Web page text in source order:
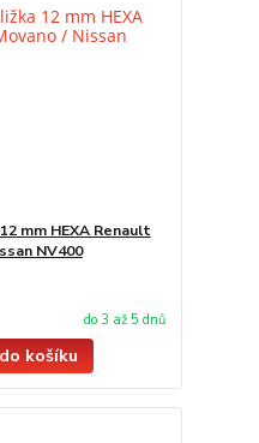
mm HEXA Renault
NV400
do 3 až 5 dnů
košíku